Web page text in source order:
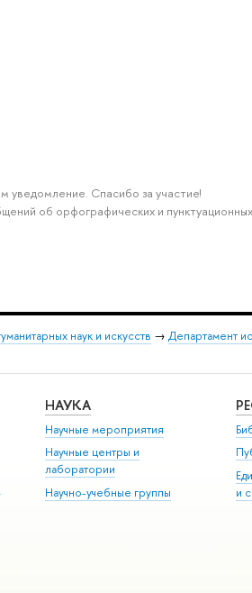
уведомление. Спасибо за участие!
об орфографических и
наук и искусств → Департамент
НАУКА
Научные мероприятия
Научные центры и
лаборатории
Научно-учебные группы
и